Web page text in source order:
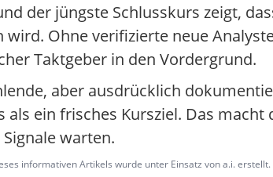
der jüngste Schlusskurs zeigt,
wird. Ohne verifizierte neue
Taktgeber in den Vordergrund.
aber ausdrücklich
ein frisches Kursziel. Das
warten.
informativen Artikels wurde unter Einsatz von a.i.